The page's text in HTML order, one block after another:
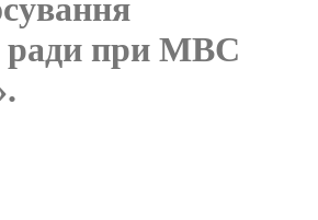
ради при МВС